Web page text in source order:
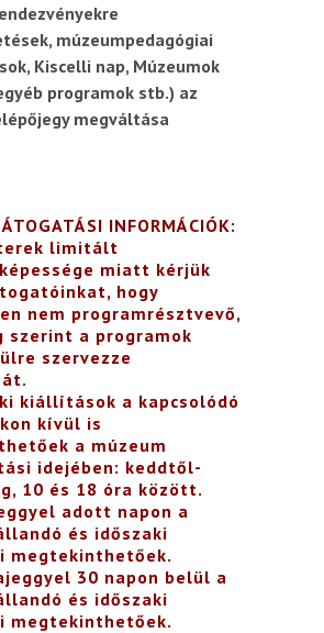
múzeumpedagógiai
Kiscelli nap, Múzeumok
programok stb.) az
megváltása
INFORMÁCIÓK:
limitált
miatt kérjük
hogy
nem programrésztvevő,
szerint a programok
szervezze
kiállítások a kapcsolódó
kívül is
a múzeum
idejében: keddtől-
10 és 18 óra között.
adott napon a
és időszaki
megtekinthetőek.
30 napon belül a
és időszaki
megtekinthetőek.